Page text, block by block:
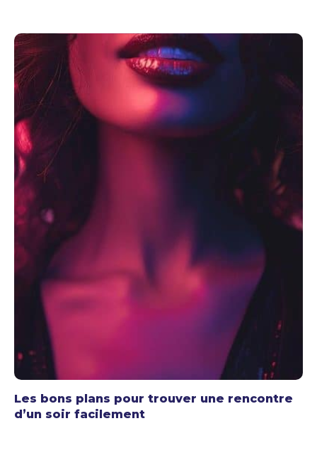
Les bons plans pour trouver une rencontre
d’un soir facilement